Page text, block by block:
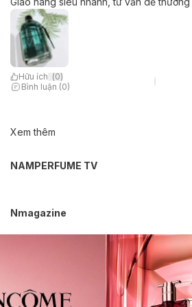
Hữu ích (0)
Bình luận (0)
Xem thêm
NAMPERFUME TV
Nmagazine